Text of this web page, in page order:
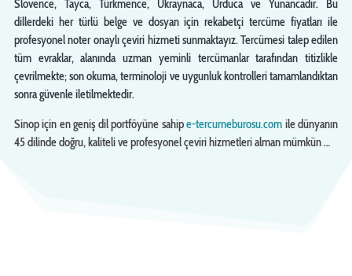
Slovence, Tayca, Türkmence, Ukraynaca, Urduca ve Yunancadır. Bu
dillerdeki her türlü belge ve dosyan için rekabetçi tercüme fiyatları ile
profesyonel noter onaylı çeviri hizmeti sunmaktayız. Tercümesi talep edilen
tüm evraklar, alanında uzman yeminli tercümanlar tarafından titizlikle
çevrilmekte; son okuma, terminoloji ve uygunluk kontrolleri tamamlandıktan
sonra güvenle iletilmektedir.
Sinop için en geniş dil portföyüne sahipe-tercumeburosu.com ile dünyanın
45 dilinde doğru, kaliteli ve profesyonel çeviri hizmetleri alman mümkün …